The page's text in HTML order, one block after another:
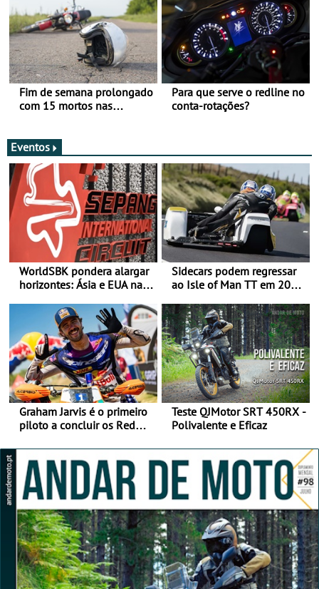
Fim de semana prolongado
com 15 mortos nas
Para que serve o redline no
conta-rotações?
Eventos
WorldSBK pondera alargar
horizontes: Ásia e EUA na
Sidecars podem regressar
ao Isle of Man TT em 2027
Graham Jarvis é o primeiro
piloto a concluir os Red
moto elétrica
Teste QJMotor SRT 450RX -
Polivalente e Eficaz